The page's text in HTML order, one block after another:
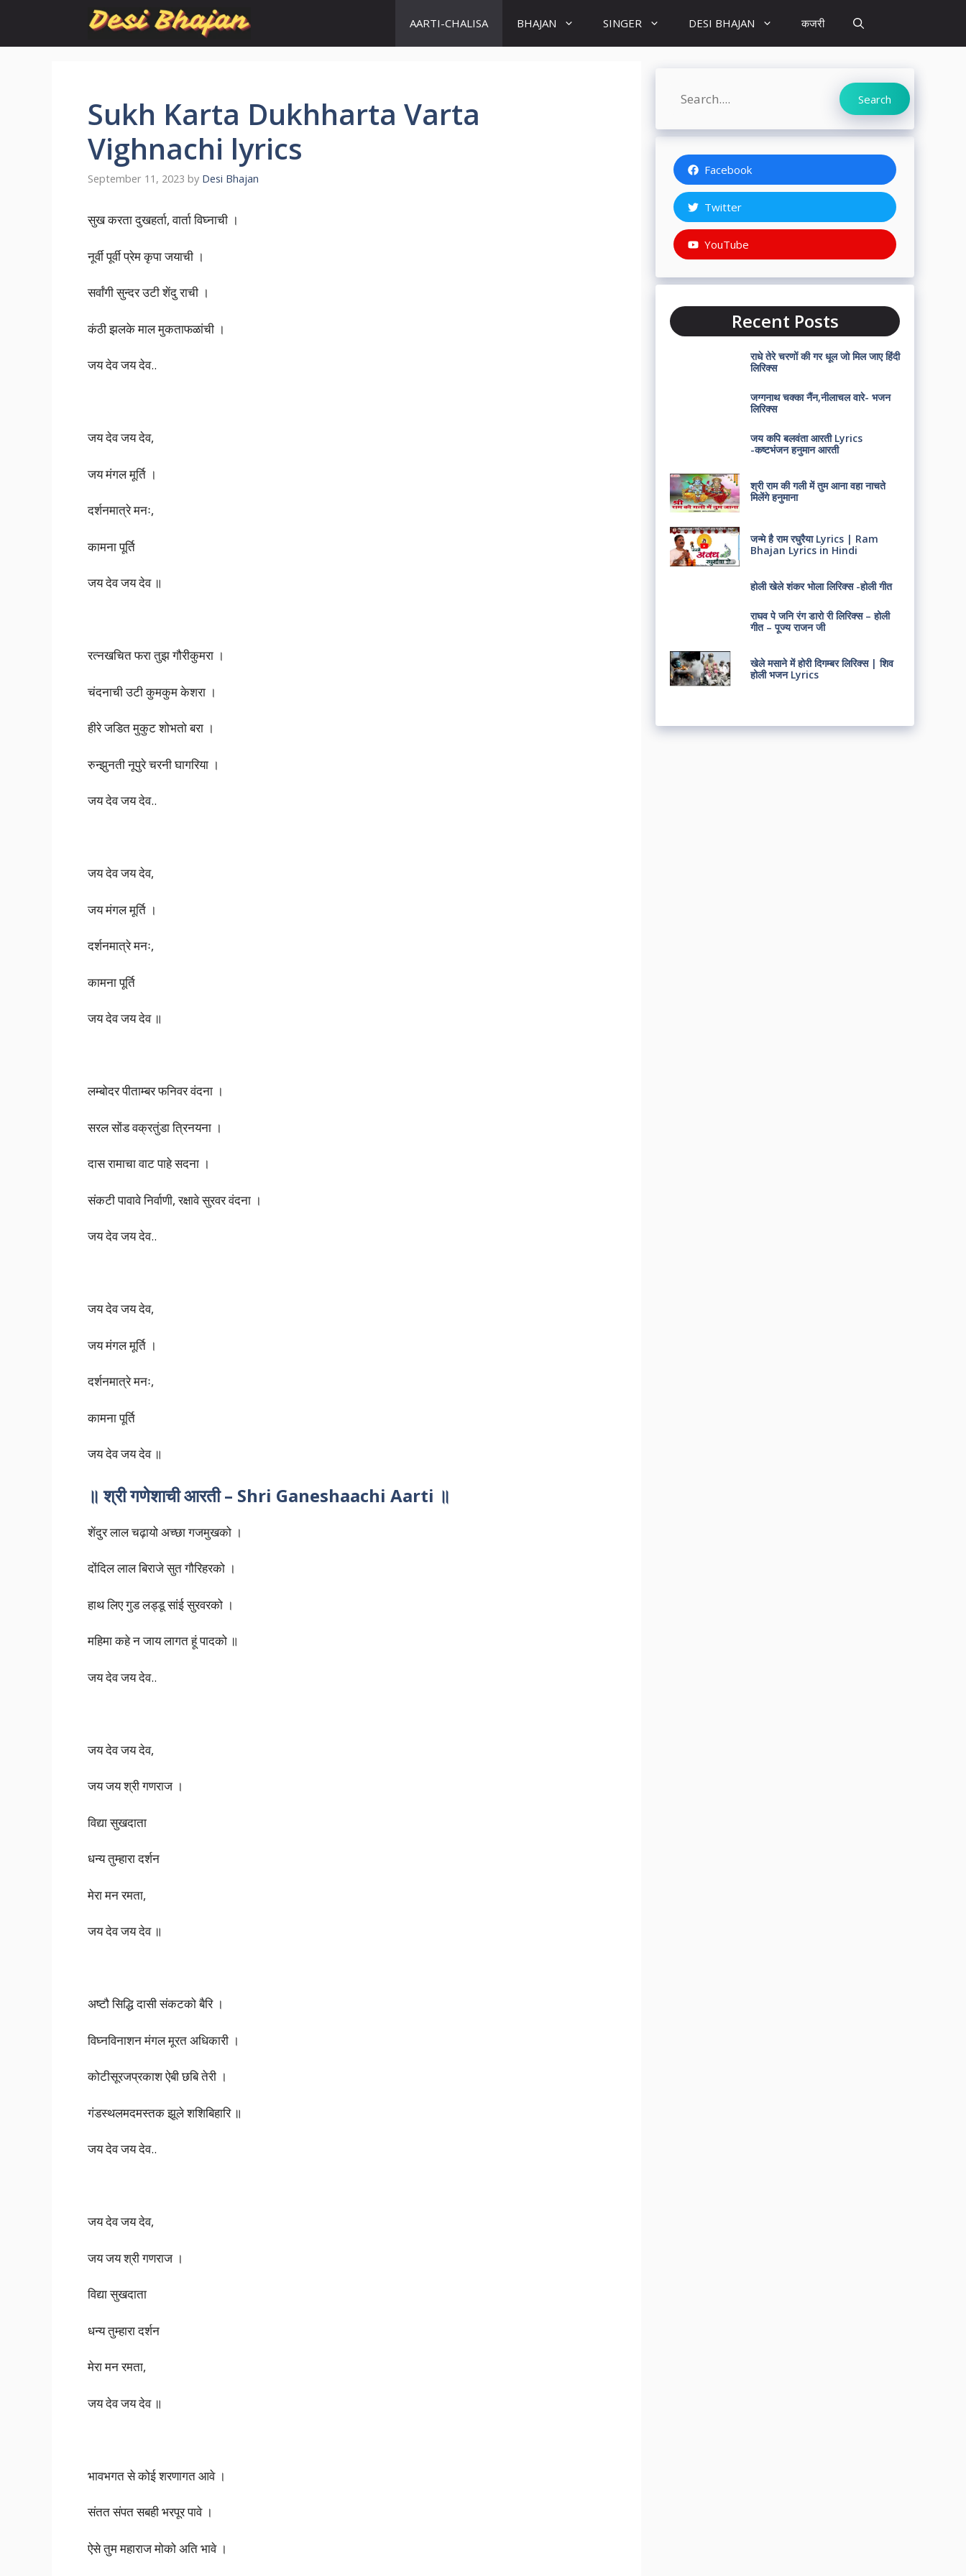
content
AARTI-CHALISA BHAJAN SINGER DESI BHAJAN कजरी
Sukh Karta Dukhharta Varta
Vighnachi lyrics
September 11, 2023 by Desi Bhajan
सुख करता दुखहर्ता, वार्ता विघ्नाची ।
नूर्वी पूर्वी प्रेम कृपा जयाची ।
सर्वांगी सुन्दर उटी शेंदु राची ।
कंठी झलके माल मुकताफळांची ।
जय देव जय देव..
जय देव जय देव,
जय मंगल मूर्ति ।
दर्शनमात्रे मनः,
कामना पूर्ति
जय देव जय देव ॥
रत्नखचित फरा तुझ गौरीकुमरा ।
चंदनाची उटी कुमकुम केशरा ।
हीरे जडित मुकुट शोभतो बरा ।
रुन्झुनती नूपुरे चरनी घागरिया ।
जय देव जय देव..
जय देव जय देव,
जय मंगल मूर्ति ।
दर्शनमात्रे मनः,
कामना पूर्ति
जय देव जय देव ॥
लम्बोदर पीताम्बर फनिवर वंदना ।
सरल सोंड वक्रतुंडा त्रिनयना ।
दास रामाचा वाट पाहे सदना ।
संकटी पावावे निर्वाणी, रक्षावे सुरवर वंदना ।
जय देव जय देव..
जय देव जय देव,
जय मंगल मूर्ति ।
दर्शनमात्रे मनः,
कामना पूर्ति
जय देव जय देव ॥
॥ श्री गणेशाची आरती – Shri Ganeshaachi Aarti ॥
शेंदुर लाल चढ़ायो अच्छा गजमुखको ।
दोंदिल लाल बिराजे सुत गौरिहरको ।
हाथ लिए गुड लड्डू सांई सुरवरको ।
महिमा कहे न जाय लागत हूं पादको ॥
जय देव जय देव..
जय देव जय देव,
जय जय श्री गणराज ।
विद्या सुखदाता
धन्य तुम्हारा दर्शन
मेरा मन रमता,
जय देव जय देव ॥
अष्टौ सिद्धि दासी संकटको बैरि ।
विघ्नविनाशन मंगल मूरत अधिकारी ।
कोटीसूरजप्रकाश ऐबी छबि तेरी ।
गंडस्थलमदमस्तक झूले शशिबिहारि ॥
जय देव जय देव..
जय देव जय देव,
जय जय श्री गणराज ।
विद्या सुखदाता
धन्य तुम्हारा दर्शन
मेरा मन रमता,
जय देव जय देव ॥
भावभगत से कोई शरणागत आवे ।
संतत संपत सबही भरपूर पावे ।
ऐसे तुम महाराज मोको अति भावे ।
Search Search
Facebook
Twitter
YouTube
Recent Posts
राधे तेरे चरणों की गर धूल जो मिल जाए हिंदी
लिरिक्स
जग्गनाथ चक्का नैंन,नीलाचल वारे- भजन
लिरिक्स
जय कपि बलवंता आरती Lyrics
-कष्टभंजन हनुमान आरती
श्री राम की गली में तुम आना वहा नाचते
मिलेंगे हनुमाना
जन्मे है राम रघुरैया Lyrics | Ram
Bhajan Lyrics in Hindi
होली खेले शंकर भोला लिरिक्स -होली गीत
राघव पे जनि रंग डारो री लिरिक्स – होली
गीत – पूज्य राजन जी
खेले मसाने में होरी दिगम्बर लिरिक्स | शिव
होली भजन Lyrics